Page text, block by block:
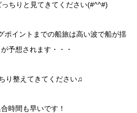
ちりと見てきてください(#^^#)
ポイントまでの船旅は高い波で船が揺
予想されます・・・
り整えてきてください♫
時間も早いです！